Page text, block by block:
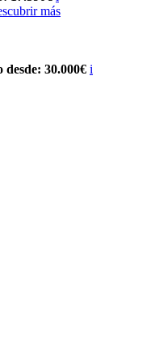
más
desde: 30.000€ i